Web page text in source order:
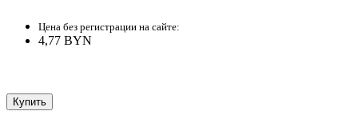
Цена без регистрации на сайте:
4,77 BYN